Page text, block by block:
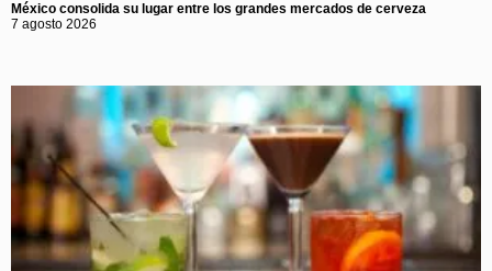
México consolida su lugar entre los grandes mercados de cerveza
7 agosto 2026